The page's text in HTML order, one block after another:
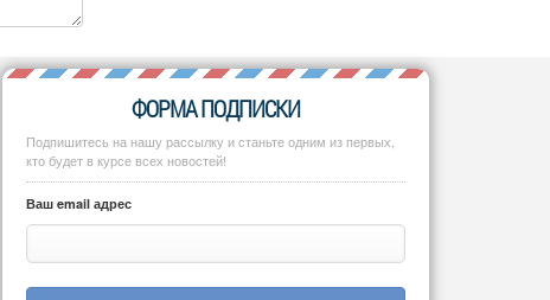
ФОРМА ПОДПИСКИ
Подпишитесь на нашу рассылку и станьте одним из первых,
кто будет в курсе всех новостей!
Ваш email адрес